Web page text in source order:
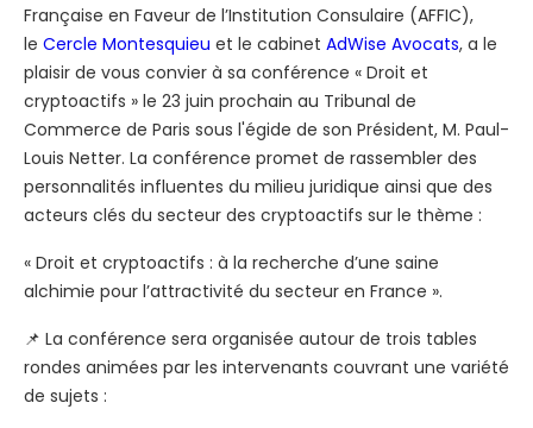
Française en Faveur de l’Institution Consulaire (AFFIC),
le Cercle Montesquieu et le cabinet AdWise Avocats, a le
plaisir de vous convier à sa conférence « Droit et
cryptoactifs » le 23 juin prochain au Tribunal de
Commerce de Paris sous l'égide de son Président, M. Paul-
Louis Netter. La conférence promet de rassembler des
personnalités influentes du milieu juridique ainsi que des
acteurs clés du secteur des cryptoactifs sur le thème :
« Droit et cryptoactifs : à la recherche d’une saine
alchimie pour l’attractivité du secteur en France ».
📌 La conférence sera organisée autour de trois tables
rondes animées par les intervenants couvrant une variété
de sujets :